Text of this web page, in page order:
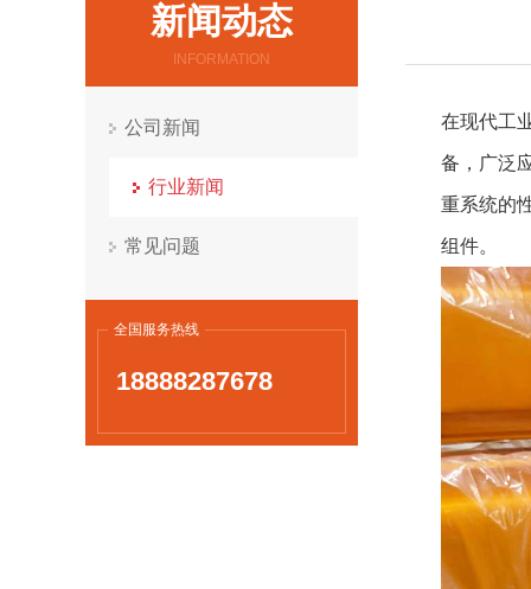
新闻动态
INFORMATION
公司新闻
行业新闻
常见问题
全国服务热线
18888287678
在现代工
备，广泛
重系统的
组件。